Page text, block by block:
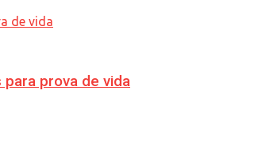
prova de vida